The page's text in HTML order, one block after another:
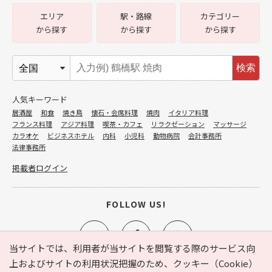
当サイトでは、利用者が当サイトを閲覧する際のサービス向
上およびサイトの利用状況把握のため、クッキー（Cookie）
エリア
から探す
駅・路線
から探す
カテゴリー
から探す
検索
人気キーワード
居酒屋 和食 焼き鳥 懐石・会席料理 焼肉
イタリア料理
フランス料理
アジア料理 喫茶・カフェ リラクゼーション
マッサージ
カラオケ
ビジネスホテル 内科 小児科 動物病院
会計事務所
法律事務所
掲載者ログイン
FOLLOW US!